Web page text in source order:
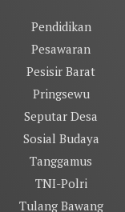
Pendidikan
Pesawaran
Pesisir Barat
Pringsewu
Seputar Desa
Sosial Budaya
Tanggamus
TNI-Polri
Tulang Bawang